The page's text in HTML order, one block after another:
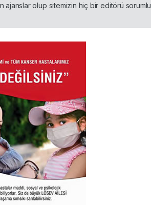
olup sitemizin hiç bir editörü sorumlu